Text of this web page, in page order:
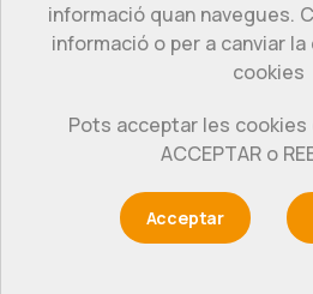
informació quan navegues.
informació o per a canviar
cookies
Pots acceptar les cookies
ACCEPTAR o
Acceptar